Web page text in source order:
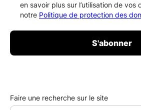
en savoir plus sur l’utilisation de vos
notre Politique de protection des
Faire une recherche sur le site